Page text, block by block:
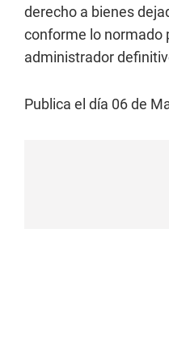
derecho a bienes
conforme lo normado
administrador
Publica el día 06 de